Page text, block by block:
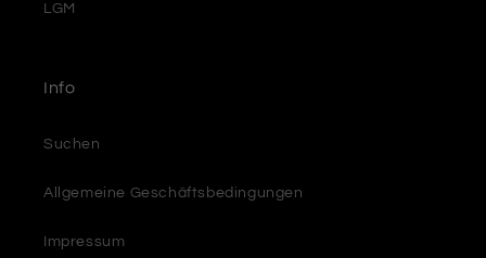
LGM
Info
Suchen
Allgemeine Geschäftsbedingungen
Impressum